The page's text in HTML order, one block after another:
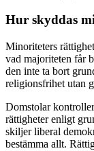
Hur skyddas
Minoriteters
vad majoriteten får
den inte ta bort
religionsfrihet utan
Domstolar
rättigheter enligt
skiljer liberal
bestämma allt.